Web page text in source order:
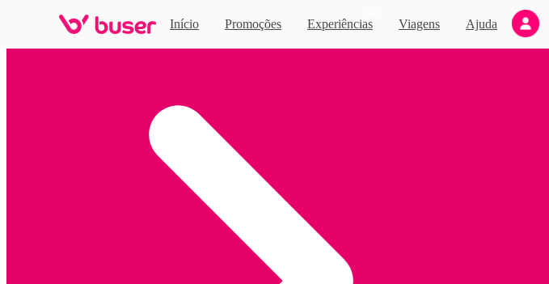
Início Promoções Experiências Viagens Ajuda